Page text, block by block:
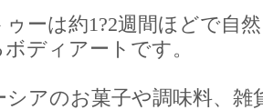
ーは約1?2週間ほどで自
ディアートです。
シアのお菓子や調味料、雑